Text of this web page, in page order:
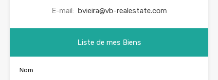
E-mail: bvieira@vb-realestate.com
Liste de mes Biens
Nom